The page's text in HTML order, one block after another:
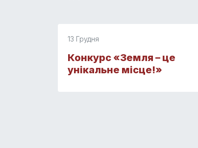
13 Грудня
Конкурс «Земля – це
унікальне місце!»